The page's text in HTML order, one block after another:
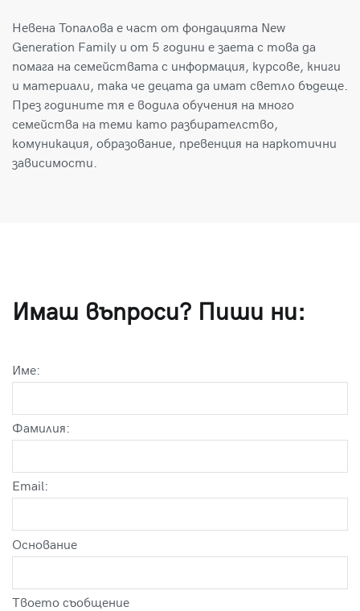
Невена Топалова е част от фондацията New
Generation Family и от 5 години е заета с това да
помага на семействата с информация, курсове, книги
и материали, така че децата да имат светло бъдеще.
През годините тя е водила обучения на много
семейства на теми като разбирателство,
комуникация, образование, превенция на наркотични
зависимости.
Имаш въпроси? Пиши ни:
Име:
Фамилия:
Email:
Оснoвание
Твоето съобщение